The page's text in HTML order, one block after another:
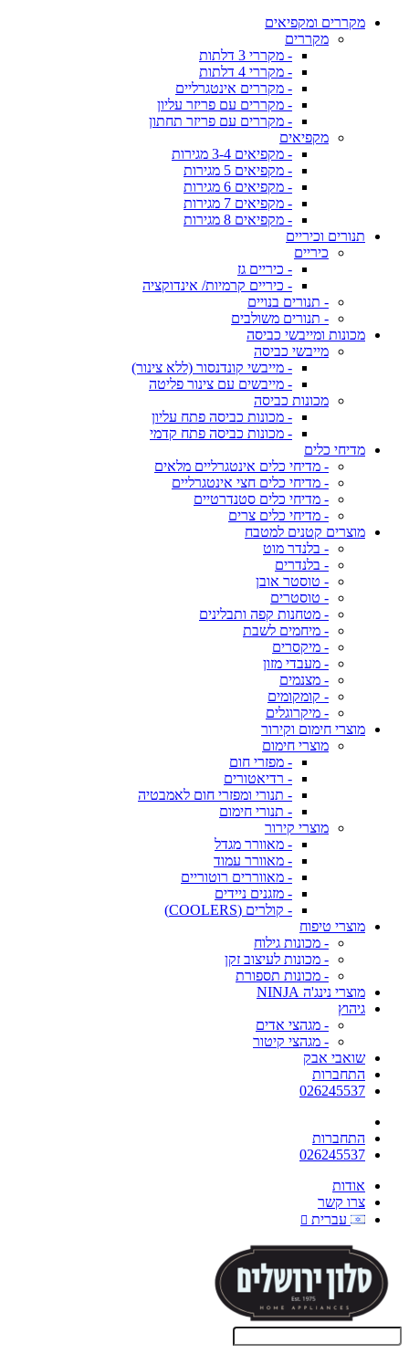
מקררים ומקפיאים
מקררים
- מקררי 3 דלתות
- מקררי 4 דלתות
- מקררים אינטגרליים
- מקררים עם פריזר עליון
- מקררים עם פריזר תחתון
מקפיאים
- מקפיאים 3-4 מגירות
- מקפיאים 5 מגירות
- מקפיאים 6 מגירות
- מקפיאים 7 מגירות
- מקפיאים 8 מגירות
תנורים וכיריים
כיריים
- כיריים גז
- כיריים קרמיות/ אינדוקציה
- תנורים בנויים
- תנורים משולבים
מכונות ומייבשי כביסה
מייבשי כביסה
- מייבשי קונדנסור (ללא צינור)
- מייבשים עם צינור פליטה
מכונות כביסה
- מכונות כביסה פתח עליון
- מכונות כביסה פתח קדמי
מדיחי כלים
- מדיחי כלים אינטגרליים מלאים
- מדיחי כלים חצי אינטגרליים
- מדיחי כלים סטנדרטיים
- מדיחי כלים צרים
מוצרים קטנים למטבח
- בלנדר מוט
- בלנדרים
- טוסטר אובן
- טוסטרים
- מטחנות קפה ותבלינים
- מיחמים לשבת
- מיקסרים
- מעבדי מזון
- מצנמים
- קומקומים
- מיקרוגלים
מוצרי חימום וקירור
מוצרי חימום
- מפזרי חום
- רדיאטורים
- תנורי ומפזרי חום לאמבטיה
- תנורי חימום
מוצרי קירור
- מאוורר מגדל
- מאוורר עמוד
- מאווררים רוטוריים
- מזגנים ניידים
- קולרים (COOLERS)
מוצרי טיפוח
- מכונות גילוח
- מכונות לעיצוב זקן
- מכונות תספורת
מוצרי נינג'ה NINJA
גיהוץ
- מגהצי אדים
- מגהצי קיטור
שואבי אבק
התחברות
026245537
התחברות
026245537
אודות
צרו קשר
עברית